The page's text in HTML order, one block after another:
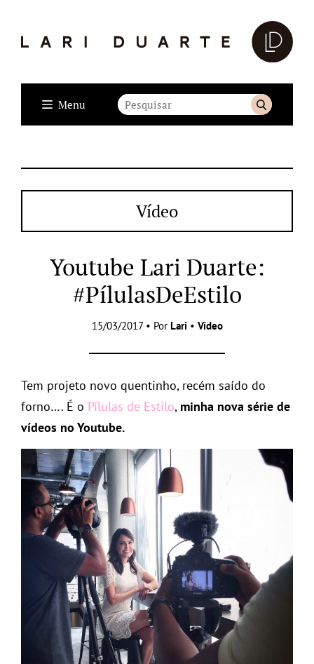
Menu
Vídeo
Youtube Lari Duarte:
#PílulasDeEstilo
15/03/2017 • Por Lari • Vídeo
Tem projeto novo quentinho, recém saído do
forno…. É o Pílulas de Estilo, minha nova série de
vídeos no Youtube.